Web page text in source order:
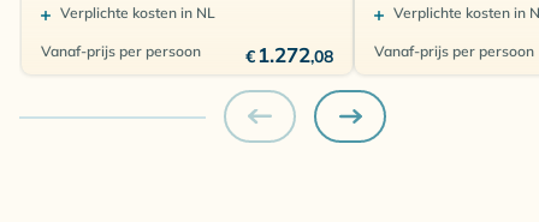
Verplichte kosten in NL
Vanaf-prijs per persoon € 1.272,08
Verplichte kosten in
Vanaf-prijs per persoon